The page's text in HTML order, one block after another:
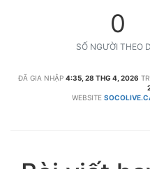
0
SỐ NGƯỜI THEO
ĐÃ GIA NHẬP 4:35, 28 THG 4, 2026
WEBSITE